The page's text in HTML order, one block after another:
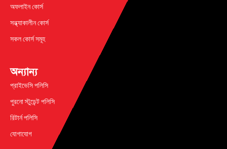
অফলাইন কোর্স
সন্ধ্যাকালীন কোর্স
সকল কোর্স সমূহ
অন্যান্য
প্রাইভেসি পলিসি
পুরনো স্টুডেন্ট পলিসি
রিটার্ন পলিসি
যোগাযোগ